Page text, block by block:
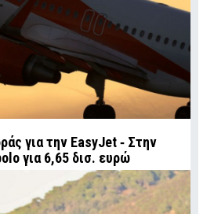
για την EasyJet ‑ Στην
για 6,65 δισ. ευρώ